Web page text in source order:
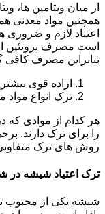
همچنین مواد معدنی
اعتیاد لازم و ضروری
است مصرف پروتئین
بنابراین مصرف
اراده قوی
ترک انواع مواد
هر کدام از موادی
را برای ترک دارند.
روش های ترک
ترک اعتیاد شیشه در
شیشه یکی از محبوب